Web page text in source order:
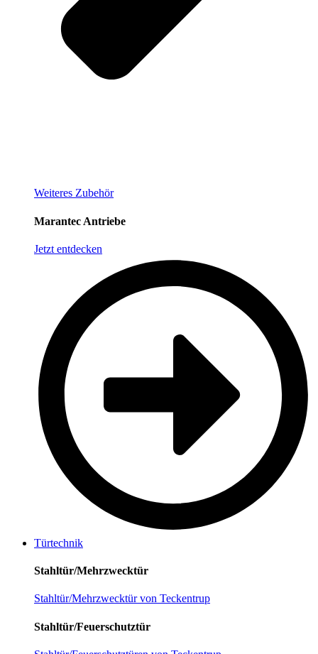
Weiteres Zubehör
Marantec Antriebe
Jetzt entdecken
Türtechnik
Stahltür/Mehrzwecktür
Stahltür/Mehrzwecktür von Teckentrup
Stahltür/Feuerschutztür